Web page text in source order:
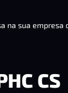
na sua empresa
CS